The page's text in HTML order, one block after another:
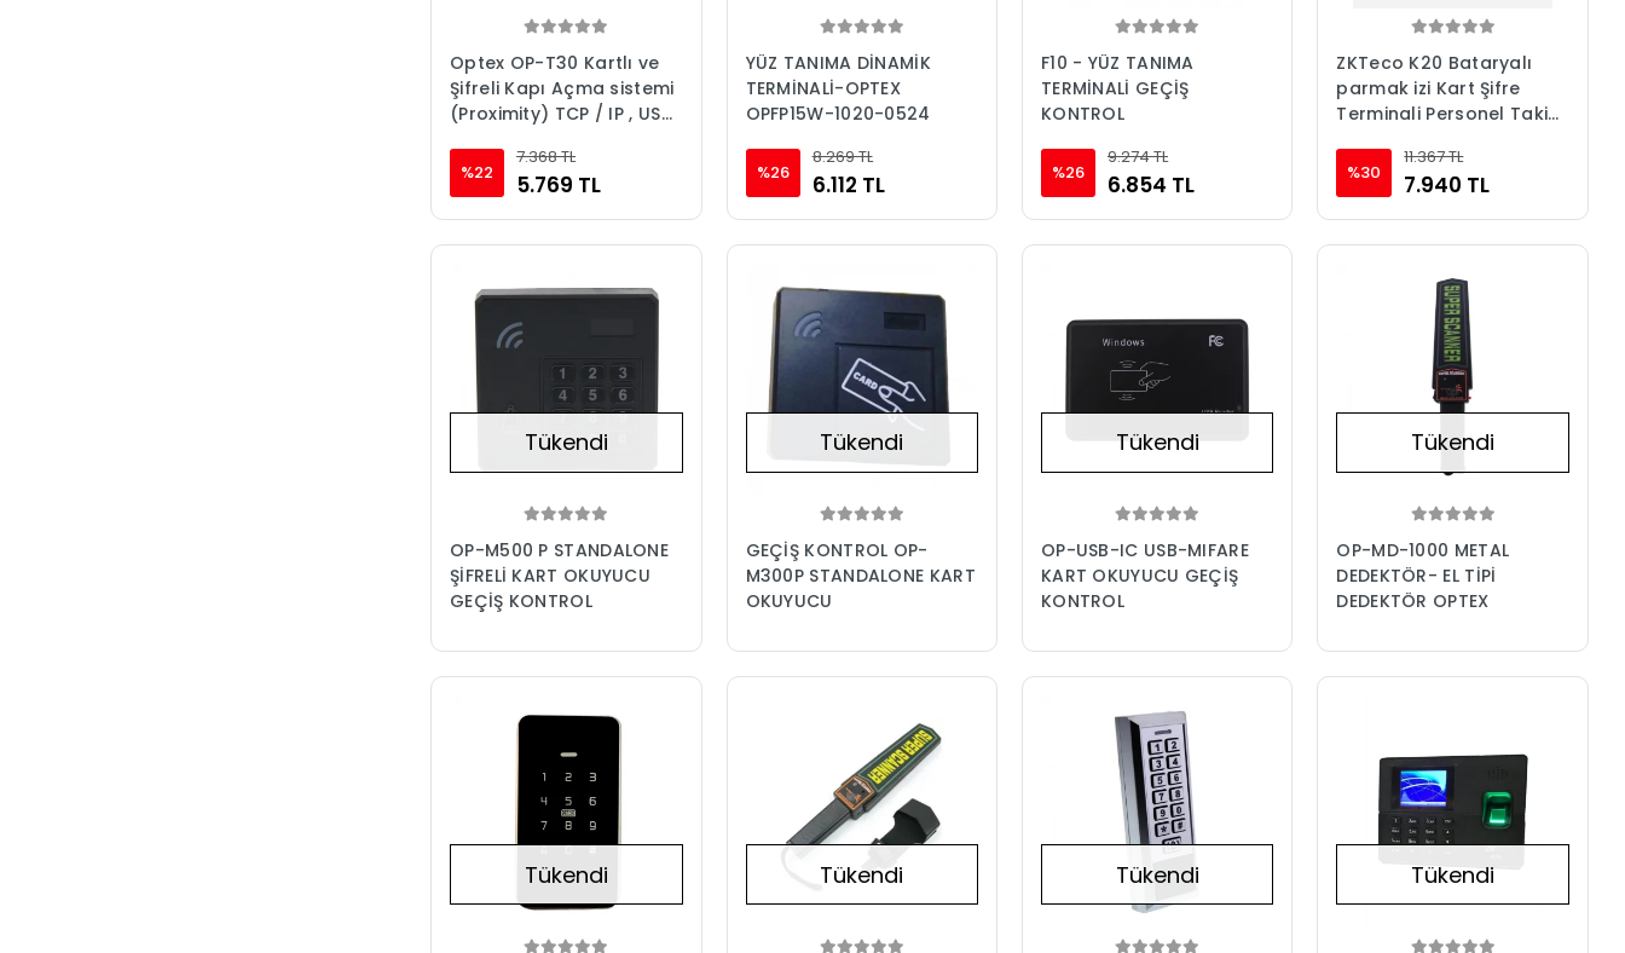
Optex OP-T30 Kartlı ve
Şifreli Kapı Açma sistemi
(Proximity) TCP / IP , USB,
%22
7.368 TL
5.769 TL
YÜZ TANIMA DİNAMİK
TERMİNALİ-OPTEX
OPFP15W-1020-0524
%26
8.269 TL
6.112 TL
F10 - YÜZ TANIMA
TERMİNALİ GEÇİŞ
KONTROL
%26
9.274 TL
6.854 TL
ZKTeco K20 Bataryalı
parmak izi Kart Şifre
Terminali Personel Takip
%30
11.367 TL
7.940 TL
Tükendi
OP-M500 P STANDALONE
ŞİFRELİ KART OKUYUCU
GEÇİŞ KONTROL
Tükendi
GEÇİŞ KONTROL OP-
M300P STANDALONE KART
OKUYUCU
Tükendi
OP-USB-IC USB-MIFARE
KART OKUYUCU GEÇİŞ
KONTROL
Tükendi
OP-MD-1000 METAL
DEDEKTÖR- EL TİPİ
DEDEKTÖR OPTEX
Tükendi Tükendi Tükendi Tükendi